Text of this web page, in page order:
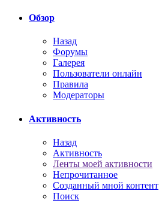
Обзор
Назад
Форумы
Галерея
Пользователи онлайн
Правила
Модераторы
Активность
Назад
Активность
Ленты моей активности
Непрочитанное
Созданный мной контент
Поиск